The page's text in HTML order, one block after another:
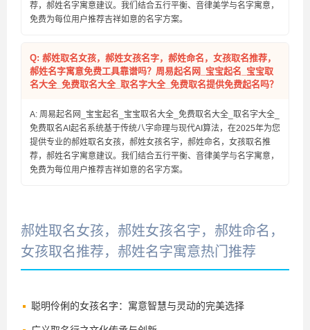
荐，郝姓名字寓意建议。我们结合五行平衡、音律美学与名字寓意，
免费为每位用户推荐吉祥如意的名字方案。
Q: 郝姓取名女孩，郝姓女孩名字，郝姓命名，女孩取名推荐，
郝姓名字寓意免费工具靠谱吗？周易起名网_宝宝起名_宝宝取
名大全_免费取名大全_取名字大全_免费取名提供免费起名吗？
A: 周易起名网_宝宝起名_宝宝取名大全_免费取名大全_取名字大全_
免费取名AI起名系统基于传统八字命理与现代AI算法，在2025年为您
提供专业的郝姓取名女孩，郝姓女孩名字，郝姓命名，女孩取名推
荐，郝姓名字寓意建议。我们结合五行平衡、音律美学与名字寓意，
免费为每位用户推荐吉祥如意的名字方案。
郝姓取名女孩，郝姓女孩名字，郝姓命名，
女孩取名推荐，郝姓名字寓意热门推荐
聪明伶俐的女孩名字：寓意智慧与灵动的完美选择